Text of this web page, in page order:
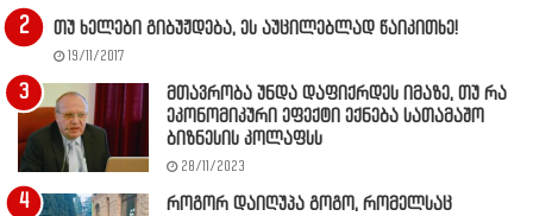
თუ ხელები გიბუჟდება, ეს აუცილებლად წაიკითხე!
19/11/2017
მთავრობა უნდა დაფიქრდეს იმაზე, თუ რა
ეკონომიკური ეფექტი ექნება სათამაშო
ბიზნესის კოლაფსს
28/11/2023
როგორ დაიღუპა გოგო, რომელსაც